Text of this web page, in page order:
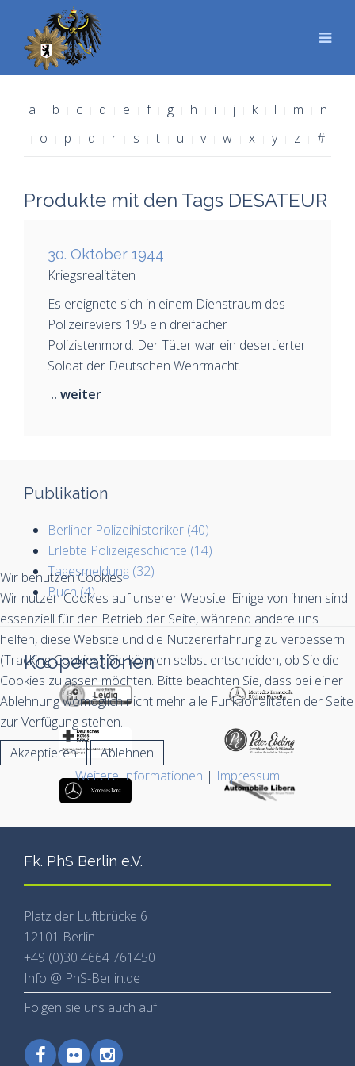
a b c d e f g h i j k l m
n
o
p q r s t u v w x y z #
Produkte mit den Tags DESATEUR
30. Oktober 1944
Kriegsrealitäten
Es ereignete sich in einem Dienstraum des
Polizeireviers 195 ein dreifacher
Polizistenmord. Der Täter war ein desertierter
Soldat der Deutschen Wehrmacht.
.. weiter
Publikation
Berliner Polizeihistoriker (40)
Erlebte Polizeigeschichte (14)
Tagesmeldung (32)
Buch (4)
Kooperationen
Fk. PhS Berlin e.V.
Platz der Luftbrücke 6
12101 Berlin
+49 (0)30 4664 761450
Info @ PhS-Berlin.de
Folgen sie uns auch auf:
Wir benutzen Cookies
Wir nutzen Cookies auf unserer Website. Einige von ihnen sind
essenziell für den Betrieb der Seite, während andere uns
helfen, diese Website und die Nutzererfahrung zu verbessern
(Tracking Cookies). Sie können selbst entscheiden, ob Sie die
Cookies zulassen möchten. Bitte beachten Sie, dass bei einer
Ablehnung womöglich nicht mehr alle Funktionalitäten der Seite
zur Verfügung stehen.
Akzeptieren
Ablehnen
Weitere Informationen | Impressum